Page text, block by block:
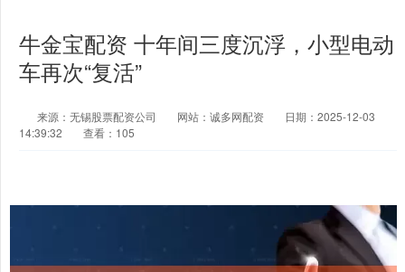
牛金宝配资 十年间三度沉浮，小型电动
车再次“复活”
来源：无锡股票配资公司 网站：诚多网配资
日期：2025-12-03
14:39:32
查看：105